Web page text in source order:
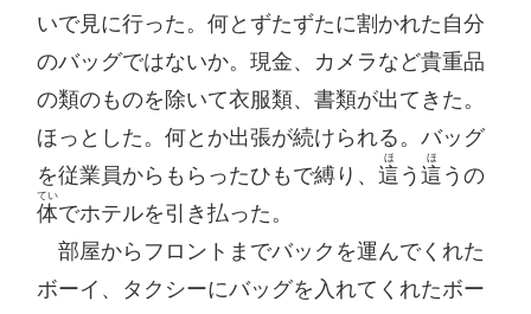
いで見に行った。何とずたずたに割かれた自分
のバッグではないか。現金、カメラなど貴重品
の類のものを除いて衣服類、書類が出てきた。
ほっとした。何とか出張が続けられる。バッグ
を従業員からもらったひもで縛り、這
ほ
う這
ほ
うの
体
てい
でホテルを引き払った。
部屋からフロントまでバックを運んでくれた
ボーイ、タクシーにバッグを入れてくれたボー